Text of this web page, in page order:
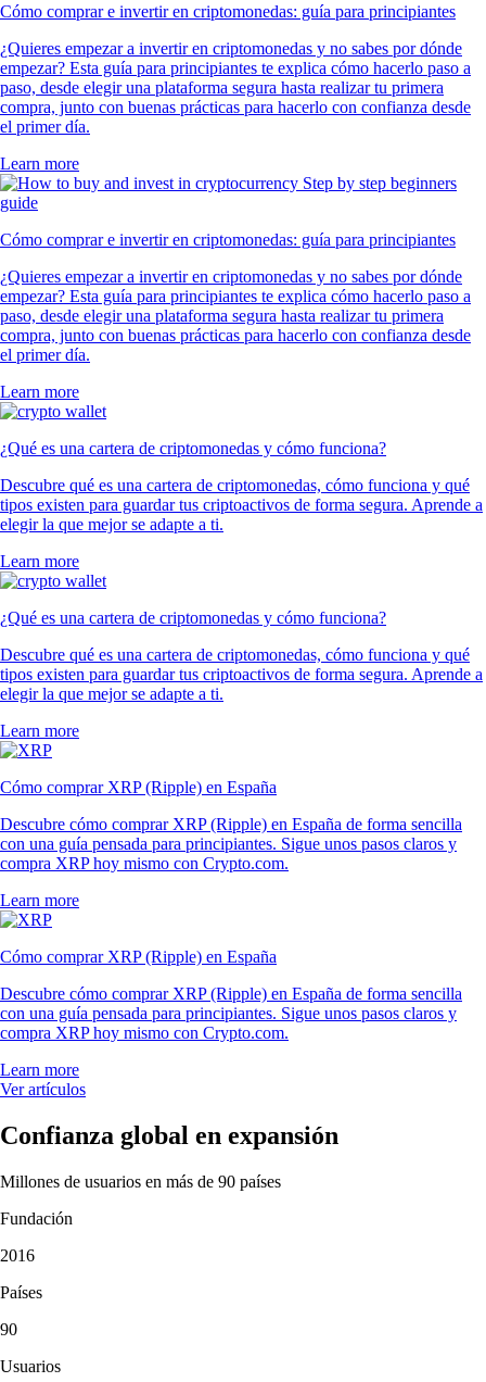
Cómo comprar e invertir en criptomonedas: guía para principiantes
¿Quieres empezar a invertir en criptomonedas y no sabes por dónde
empezar? Esta guía para principiantes te explica cómo hacerlo paso a
paso, desde elegir una plataforma segura hasta realizar tu primera
compra, junto con buenas prácticas para hacerlo con confianza desde
el primer día.
Learn more
Cómo comprar e invertir en criptomonedas: guía para principiantes
¿Quieres empezar a invertir en criptomonedas y no sabes por dónde
empezar? Esta guía para principiantes te explica cómo hacerlo paso a
paso, desde elegir una plataforma segura hasta realizar tu primera
compra, junto con buenas prácticas para hacerlo con confianza desde
el primer día.
Learn more
¿Qué es una cartera de criptomonedas y cómo funciona?
Descubre qué es una cartera de criptomonedas, cómo funciona y qué
tipos existen para guardar tus criptoactivos de forma segura. Aprende a
elegir la que mejor se adapte a ti.
Learn more
¿Qué es una cartera de criptomonedas y cómo funciona?
Descubre qué es una cartera de criptomonedas, cómo funciona y qué
tipos existen para guardar tus criptoactivos de forma segura. Aprende a
elegir la que mejor se adapte a ti.
Learn more
Cómo comprar XRP (Ripple) en España
Descubre cómo comprar XRP (Ripple) en España de forma sencilla
con una guía pensada para principiantes. Sigue unos pasos claros y
compra XRP hoy mismo con Crypto.com.
Learn more
Cómo comprar XRP (Ripple) en España
Descubre cómo comprar XRP (Ripple) en España de forma sencilla
con una guía pensada para principiantes. Sigue unos pasos claros y
compra XRP hoy mismo con Crypto.com.
Learn more
Ver artículos
Confianza global en expansión
Millones de usuarios en más de 90 países
Fundación
2016
Países
90
Usuarios